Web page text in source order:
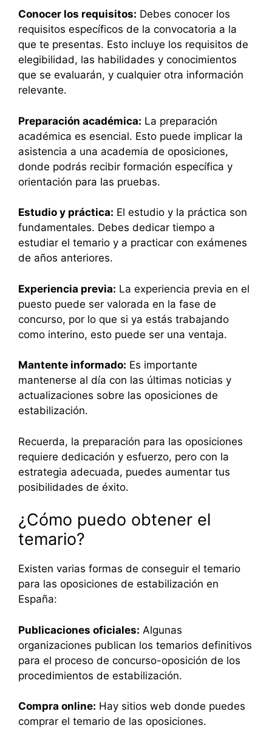
Conocer los requisitos: Debes conocer los
requisitos específicos de la convocatoria a la
que te presentas. Esto incluye los requisitos de
elegibilidad, las habilidades y conocimientos
que se evaluarán, y cualquier otra información
relevante.
Preparación académica: La preparación
académica es esencial. Esto puede implicar la
asistencia a una academia de oposiciones,
donde podrás recibir formación específica y
orientación para las pruebas.
Estudio y práctica: El estudio y la práctica son
fundamentales. Debes dedicar tiempo a
estudiar el temario y a practicar con exámenes
de años anteriores.
Experiencia previa: La experiencia previa en el
puesto puede ser valorada en la fase de
concurso, por lo que si ya estás trabajando
como interino, esto puede ser una ventaja.
Mantente informado: Es importante
mantenerse al día con las últimas noticias y
actualizaciones sobre las oposiciones de
estabilización.
Recuerda, la preparación para las oposiciones
requiere dedicación y esfuerzo, pero con la
estrategia adecuada, puedes aumentar tus
posibilidades de éxito.
¿Cómo puedo obtener el
temario?
Existen varias formas de conseguir el temario
para las oposiciones de estabilización en
España:
Publicaciones oficiales: Algunas
organizaciones publican los temarios definitivos
para el proceso de concurso-oposición de los
procedimientos de estabilización.
Compra online: Hay sitios web donde puedes
comprar el temario de las oposiciones.